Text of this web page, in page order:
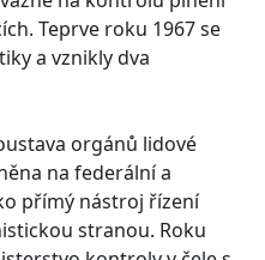
Teprve roku 1967 se
a vznikly dva
orgánů lidové
na federální a
přímý nástroj řízení
stranou. Roku